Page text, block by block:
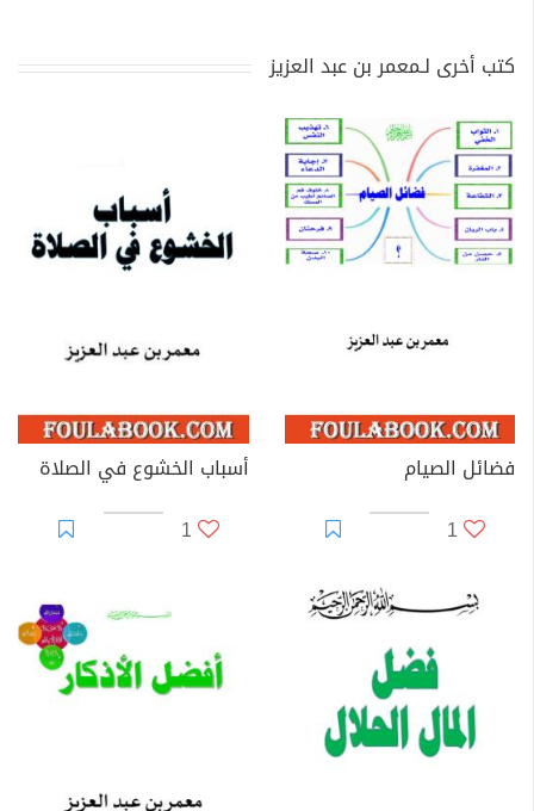
كتب أخرى لـمعمر بن عبد العزيز
فضائل الصيام
1
أسباب الخشوع في الصلاة
1